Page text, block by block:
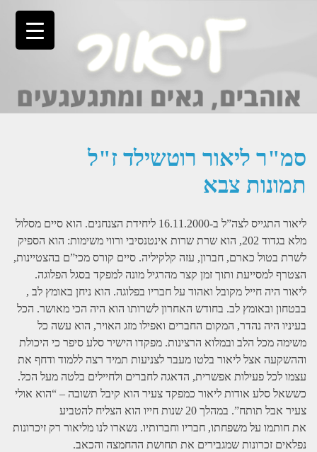
סמ"ר ליאור רוטשילד ז"ל
תמונות צבא
ליאור התגייס לצה”ל ב-16.11.2000 ליחידת הצנחנים. הוא סיים מסלול
מלא בגדוד 202, הוא שרת שרות אינטנסיבי ורווי משימות: הוא הספיק
לשרת בטול כארם, חברון, עזה קלקיליה. סיים קורס מכי”ם בהצטיינות,
הצטרף למסייעת ותוך זמן קצר מהרגיל מונה למפקד בסגל הפלוגה.
ליאור היה חייל מקובל ואהוד על חבריו בפלוגה. הוא ניחן באומץ לב ,
בבטחון ובאומץ לב. בחודש האחרון לשרותו הוא היה הכי מאושר. הכל
בעיניו היה נהדר, המקום החברים ואפילו מזג האויר, הוא עשה כל
משימה מכל הלב ובמלוא הרצינות. מפקדו הישיר סלע סיפר כי היכולת
וההשקעה אצל ליאור בלטו מעבר לצניעות תמיד רצה ללמוד ודחף את
עצמו לכל פעילות אפשרית, הדאגה לחברים ולחיילים בלטה מעל הכל.
כששאל סלע אודות ליאור כמפקד צעיר הוא קיבל תשובה – “הוא אולי
צעיר אבל תותח”. במהלך 20 שנות חייו הוא הצליח להטביע
את חותמו על משפחתו, חבריו וחברותיו. נשארו לנו מליאור רק זיכרונות
נפלאים זכרונות שמגבירים את תחושת ההחמצה והכאב.